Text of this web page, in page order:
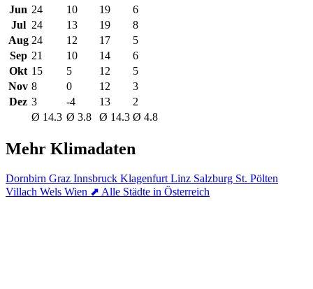
Jun 24 10 19
6
Jul 24 13 19
8
Aug 24 12 17
5
Sep 21 10 14
6
Okt 15 5 12
5
Nov 8 0 12
3
Dez 3 -4 13
2
Ø 14.3 Ø 3.8 Ø 14.3 Ø 4.8
Mehr Klimadaten
Dornbirn Graz Innsbruck Klagenfurt Linz Salzburg St. Pölten
Villach Wels Wien ⬈ Alle Städte in Österreich